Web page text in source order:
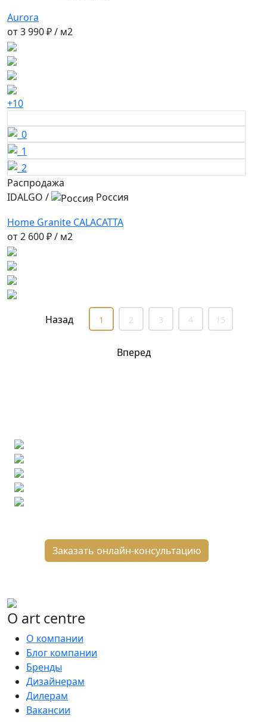
Aurora
от3 990 ₽/ м2
+10
Распродажа
IDALGO /
Россия
Home Granite CALACATTA
от2 600 ₽/ м2
Назад 1 2 3 4 15
Вперед
Заказать онлайн-консультацию
О art centre
О компании
Блог компании
Бренды
Дизайнерам
Дилерам
Вакансии